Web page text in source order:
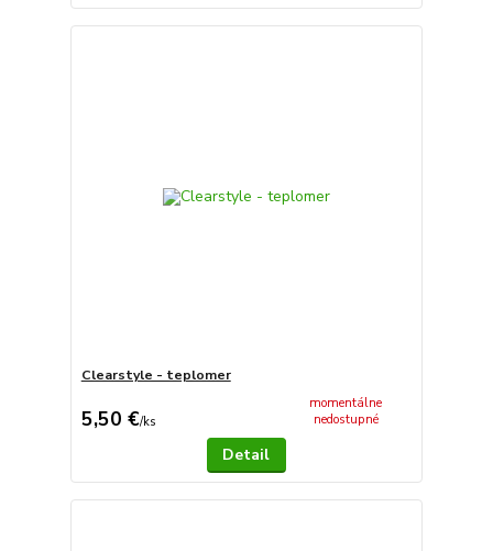
Clearstyle - teplomer
5,50 €/ks
momentálne
nedostupné
Detail